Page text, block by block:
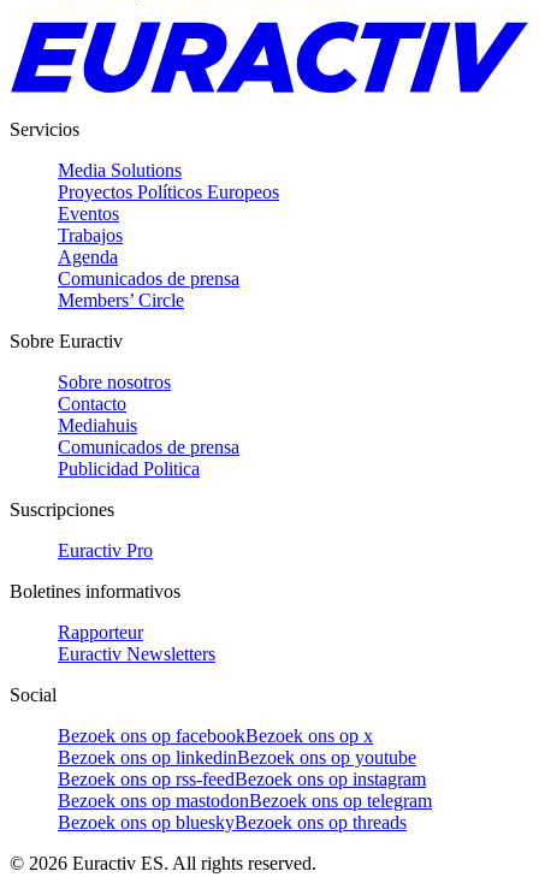
Servicios
Media Solutions
Proyectos Políticos Europeos
Eventos
Trabajos
Agenda
Comunicados de prensa
Members’ Circle
Sobre Euractiv
Sobre nosotros
Contacto
Mediahuis
Comunicados de prensa
Publicidad Politica
Suscripciones
Euractiv Pro
Boletines informativos
Rapporteur
Euractiv Newsletters
Social
Bezoek ons op facebookBezoek ons op x
Bezoek ons op linkedinBezoek ons op youtube
Bezoek ons op rss-feedBezoek ons op instagram
Bezoek ons op mastodonBezoek ons op telegram
Bezoek ons op blueskyBezoek ons op threads
© 2026 Euractiv ES. All rights reserved.